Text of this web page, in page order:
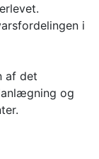
i
af det
og